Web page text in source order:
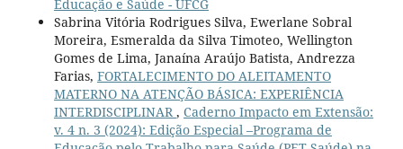
Educação e Saúde - UFCG
Sabrina Vitória Rodrigues Silva, Ewerlane Sobral
Moreira, Esmeralda da Silva Timoteo, Wellington
Gomes de Lima, Janaína Araújo Batista, Andrezza
Farias, FORTALECIMENTO DO ALEITAMENTO
MATERNO NA ATENÇÃO BÁSICA: EXPERIÊNCIA
INTERDISCIPLINAR, Caderno Impacto em Extensão:
v. 4 n. 3 (2024): Edição Especial –Programa de